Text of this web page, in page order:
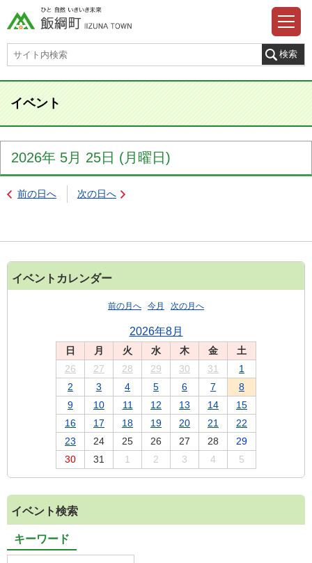
イベント
2026年 5月 25日 (月 曜日 )
前の日へ 次の日へ
イベントカレンダー
前の月へ 今月 次の月へ
2026年8月
日 月 火 水 木 金
土
26
27 28 29 30 31
1
2
3 4 5 6 7
8
9
10 11 12 13 14
15
16
17 18 19 20 21
22
23
24 25 26 27 28
29
30
31 1 2 3 4 5
イベント検索
キーワード